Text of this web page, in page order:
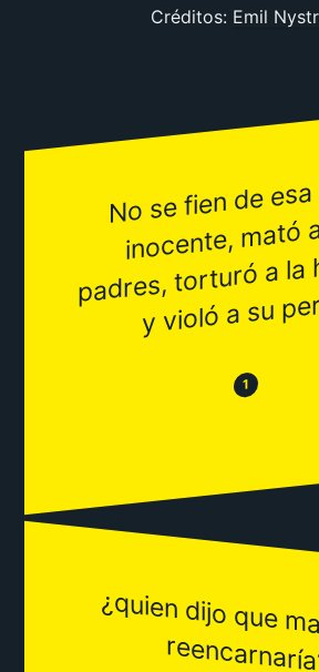
Créditos: Emil
No se fien de
mató a
padres, torturó
y violó a su
😒 1 😂
¿quien dijo
atrix